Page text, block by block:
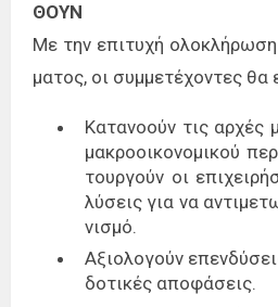
ΘΟΥΝ
Με την επι­τυ­χή
μα­τος, οι συμ­με­τέ­χο­ντες θα
Κατα­νο­ούν τις αρ­χές
μα­κρο­οι­κο­νο­μι­κού
τουρ­γούν οι
λύ­σεις για να
νι­σμό.
Αξιο­λο­γούν
δο­τι­κές απο­φά­σεις.